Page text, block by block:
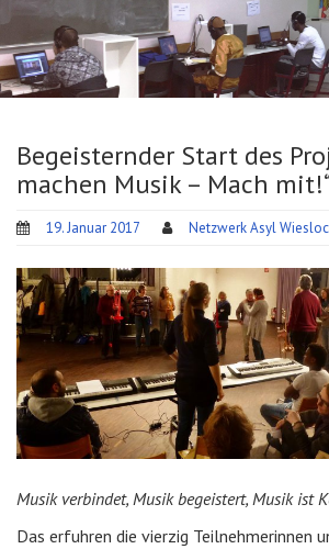
Begeisternder Start des
machen Musik – Mach
19. Januar 2017 Netzwerk Asyl
Musik verbindet, Musik begeistert, Musik ist
Das erfuhren die vierzig Teilnehmerinnen